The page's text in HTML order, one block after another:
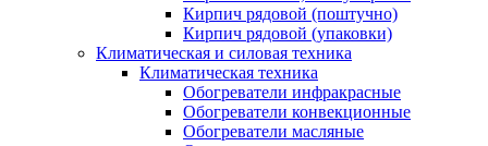
Кирпич рядовой (поштучно)
Кирпич рядовой (упаковки)
Климатическая и силовая техника
Климатическая техника
Обогреватели инфракрасные
Обогреватели конвекционные
Обогреватели масляные